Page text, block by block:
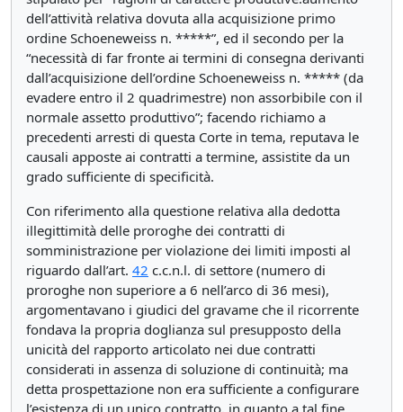
dell’attività relativa dovuta alla acquisizione primo
ordine Schoeneweiss n. *****”, ed il secondo per la
“necessità di far fronte ai termini di consegna derivanti
dall’acquisizione dell’ordine Schoeneweiss n. ***** (da
evadere entro il 2 quadrimestre) non assorbibile con il
normale assetto produttivo”; facendo richiamo a
precedenti arresti di questa Corte in tema, reputava le
causali apposte ai contratti a termine, assistite da un
grado sufficiente di specificità.
Con riferimento alla questione relativa alla dedotta
illegittimità delle proroghe dei contratti di
somministrazione per violazione dei limiti imposti al
riguardo dall’art. 42 c.c.n.l. di settore (numero di
proroghe non superiore a 6 nell’arco di 36 mesi),
argomentavano i giudici del gravame che il ricorrente
fondava la propria doglianza sul presupposto della
unicità del rapporto articolato nei due contratti
considerati in assenza di soluzione di continuità; ma
detta prospettazione non era sufficiente a configurare
l’esistenza di un unico contratto, in quanto a tal fine